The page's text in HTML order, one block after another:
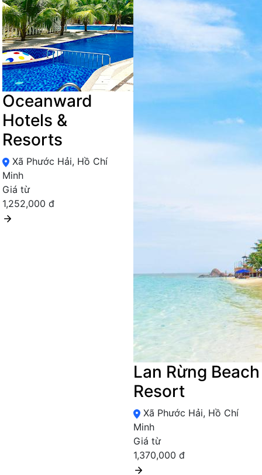
Oceanward
Hotels &
Resorts
Xã Phước Hải, Hồ Chí
Minh
Giá từ
1,252,000 đ
Lan Rừng Beach
Resort
Xã Phước Hải, Hồ Chí
Minh
Giá từ
1,370,000 đ